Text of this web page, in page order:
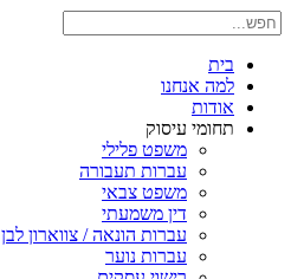
בית
למה אנחנו
אודות
תחומי עיסוק
משפט פלילי
עברות תעבורה
משפט צבאי
דין משמעתי
עברות הונאה / צווארון לבן
עברות נוער